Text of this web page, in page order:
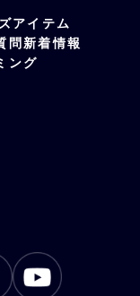
アイテム
問新着情報
ング